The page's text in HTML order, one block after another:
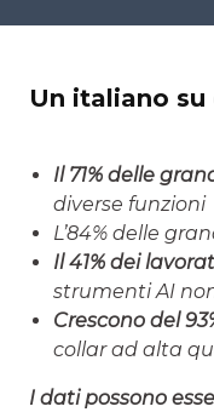
Un italiano
Il 71% delle
diverse funzioni
L’84% delle
Il 41% dei
strumenti AI
Crescono del
collar ad alta
I dati possono